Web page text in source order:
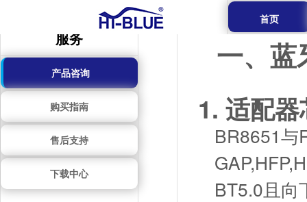
首页
服务
产品咨询
购买指南
售后支持
下载中心
一、蓝
1. 适配
BR8651与
BT5.0且向